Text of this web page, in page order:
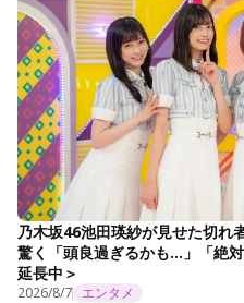
乃木坂46池田瑛紗が見せた切
驚く「頭良過ぎるかも…」「絶
延長中＞
2026/8/7 エンタメ